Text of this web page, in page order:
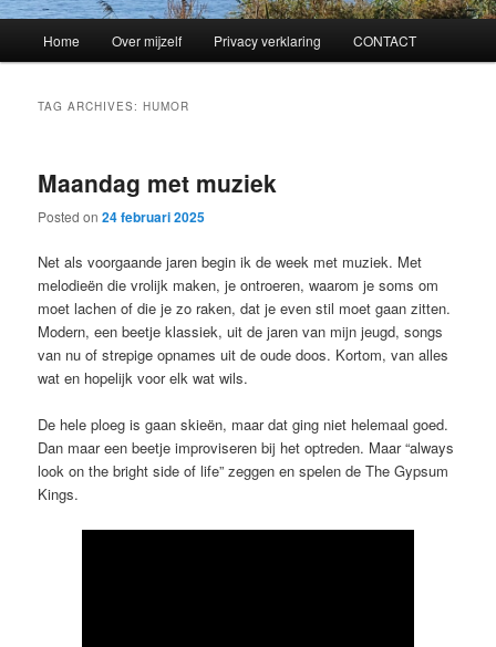
Skip
content
Skip
content
Home Over mijzelf Privacy verklaring CONTACT
TAG ARCHIVES:HUMOR
Maandag met muziek
Posted on24 februari 2025
Net als voorgaande jaren begin ik de week met muziek. Met
melodieën die vrolijk maken, je ontroeren, waarom je soms om
moet lachen of die je zo raken, dat je even stil moet gaan zitten.
Modern, een beetje klassiek, uit de jaren van mijn jeugd, songs
van nu of strepige opnames uit de oude doos. Kortom, van alles
wat en hopelijk voor elk wat wils.
De hele ploeg is gaan skieën, maar dat ging niet helemaal goed.
Dan maar een beetje improviseren bij het optreden. Maar “always
look on the bright side of life” zeggen en spelen de The Gypsum
Kings.